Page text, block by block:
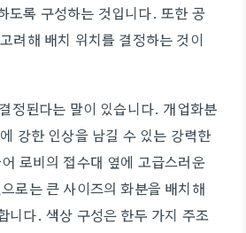
도록 구성하는 것입니다. 또한 공
려해 배치 위치를 결정하는 것이
정된다는 말이 있습니다. 개업화분
강한 인상을 남길 수 있는 강력한
로비의 접수대 옆에 고급스러운
로는 큰 사이즈의 화분을 배치해
니다. 색상 구성은 한두 가지 주조